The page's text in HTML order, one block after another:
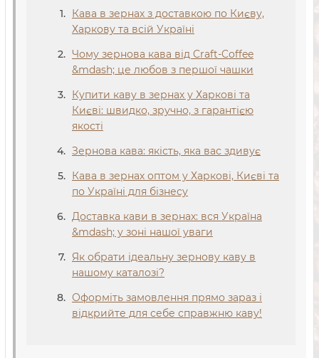
Кава в зернах з доставкою по Києву,
Харкову та всій Україні
Чому зернова кава від Craft-Coffee
&mdash; це любов з першої чашки
Купити каву в зернах у Харкові та
Києві: швидко, зручно, з гарантією
якості
Зернова кава: якість, яка вас здивує
Кава в зернах оптом у Харкові, Києві та
по Україні для бізнесу
Доставка кави в зернах: вся Україна
&mdash; у зоні нашої уваги
Як обрати ідеальну зернову каву в
нашому каталозі?
Оформіть замовлення прямо зараз і
відкрийте для себе справжню каву!